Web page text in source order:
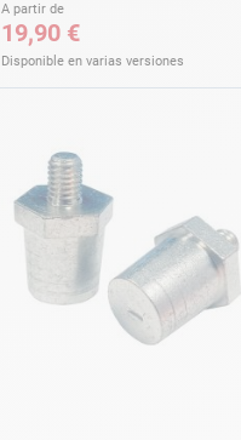
A partir de
19,90 €
Disponible en varias versiones